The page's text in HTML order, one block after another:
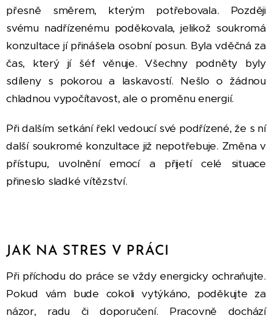
přesně směrem, kterým potřebovala. Později
svému nadřízenému poděkovala, jelikož soukromá
konzultace jí přinášela osobní posun. Byla vděčná za
čas, který jí šéf věnuje. Všechny podněty byly
sdíleny s pokorou a laskavostí. Nešlo o žádnou
chladnou vypočítavost, ale o proměnu energií.
Při dalším setkání řekl vedoucí své podřízené, že s ní
další soukromé konzultace již nepotřebuje. Změna v
přístupu, uvolnění emocí a přijetí celé situace
přineslo sladké vítězství.
JAK NA STRES V PRÁCI
Při příchodu do práce se vždy energicky ochraňujte.
Pokud vám bude cokoli vytýkáno, poděkujte za
názor, radu či doporučení. Pracovně dochází